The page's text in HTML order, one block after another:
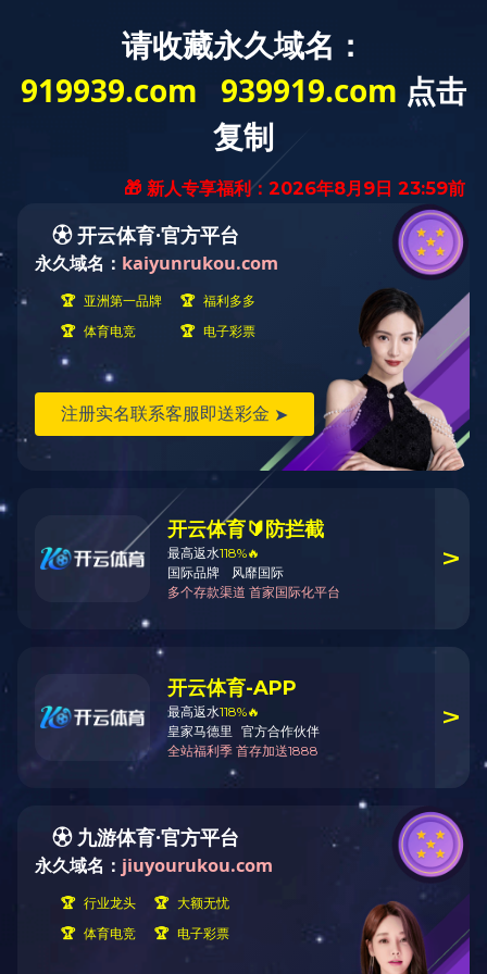
欢迎访问乐动手机官方网站官方网站
网
产品展示
咨询热线：
手机：16637903656
吉经理：13937951738
联系地址：河南省洛阳市吉利